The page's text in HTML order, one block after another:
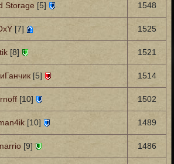
Storage [5] 1548
[7] 1525
[8] 1521
[5] 1514
[10] 1502
[10] 1489
[9] 1486